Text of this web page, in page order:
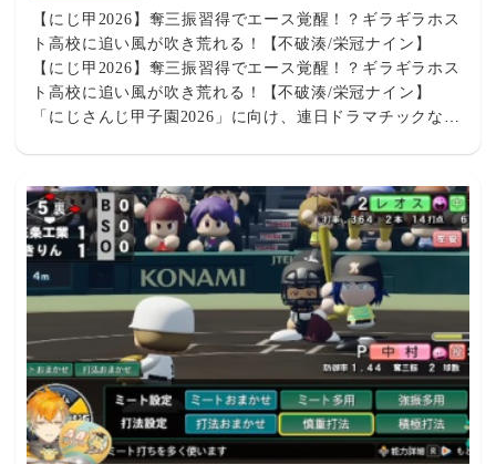
【にじ甲2026】奪三振習得でエース覚醒！？ギラギラホス
ト高校に追い風が吹き荒れる！【不破湊/栄冠ナイン】
【にじ甲2026】奪三振習得でエース覚醒！？ギラギラホス
ト高校に追い風が吹き荒れる！【不破湊/栄冠ナイン】
「にじさんじ甲子園2026」に向け、連日ドラマチックな育
ファンも多い中、ついにチームの命運を握る「大きな覚
醒」の瞬間が訪れました！絶体絶命の土壇場で見せたエー
スの踏ん張り、そしてチーム全体に吹き始めた圧倒的な追
い風に、リスナーのボルテージも最高潮に達しています！
🔥 出典：【#にじ甲2026】ギラギラホスト高校、牛歩・
D・ロジャー【不破湊/にじさんじ】 - YouTube ここぞの
場面で魅せた！エースの真価とドラマチックな展開 配信
終盤、2:25:54の緊張感が破裂しそうな土壇場で飛び出した
不破監督の切実な一言――「剣持、ここで引かなきゃ俺た
ちは終わりだ」。 まさに主人公補正とも言える最高の展
開の中、なんと土壇場で「奪三振」を劇的習得！この神が
かった引きには、チャット欄も歓喜と興奮のコメントで埋